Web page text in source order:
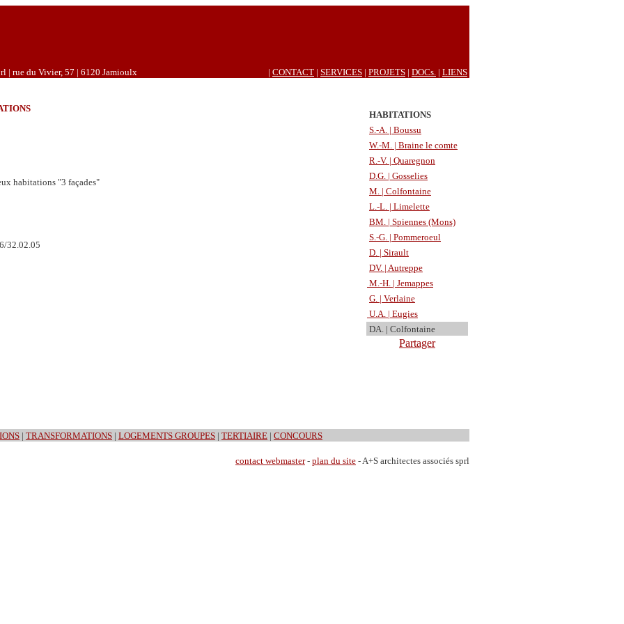
| rue du Vivier, 57 | 6120 Jamioulx | CONTACT | SERVICES | PROJETS | DOCs. | LIENS
habitations "3 façades"
32.02.05
HABITATIONS
S.-A. | Boussu
W.-M. | Braine le comte
R.-V. | Quaregnon
D.G. | Gosselies
M. | Colfontaine
L.-L. | Limelette
BM. | Spiennes (Mons)
S.-G. | Pommeroeul
D. | Sirault
DV. | Autreppe
M.-H. | Jemappes
G. | Verlaine
U.A. | Eugies
DA. | Colfontaine
Partager
| TRANSFORMATIONS | LOGEMENTS GROUPES | TERTIAIRE | CONCOURS
contact webmaster- plan du site - A+S architectes associés sprl